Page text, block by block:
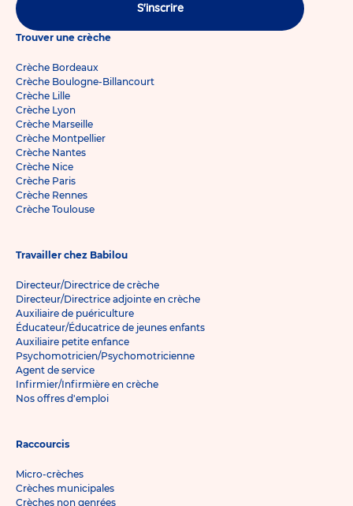
S'inscrire
Trouver une crèche
Crèche Bordeaux
Crèche Boulogne-Billancourt
Crèche Lille
Crèche Lyon
Crèche Marseille
Crèche Montpellier
Crèche Nantes
Crèche Nice
Crèche Paris
Crèche Rennes
Crèche Toulouse
Travailler chez Babilou
Directeur/Directrice de crèche
Directeur/Directrice adjointe en crèche
Auxiliaire de puériculture
Éducateur/Éducatrice de jeunes enfants
Auxiliaire petite enfance
Psychomotricien/Psychomotricienne
Agent de service
Infirmier/Infirmière en crèche
Nos offres d'emploi
Raccourcis
Micro-crèches
Crèches municipales
Crèches non genrées